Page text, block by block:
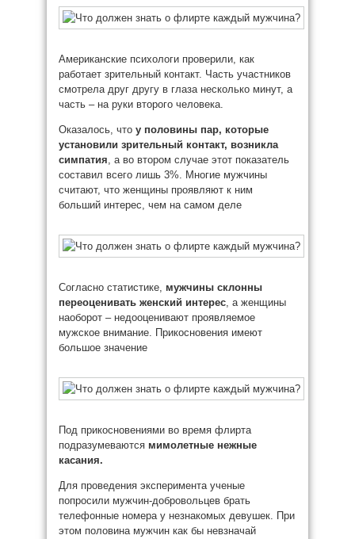
Американские психологи проверили, как
работает зрительный контакт. Часть участников
смотрела друг другу в глаза несколько минут, а
часть – на руки второго человека.
Оказалось, что у половины пар, которые
установили зрительный контакт, возникла
симпатия, а во втором случае этот показатель
составил всего лишь 3%. Многие мужчины
считают, что женщины проявляют к ним
больший интерес, чем на самом деле
Согласно статистике, мужчины склонны
переоценивать женский интерес, а женщины
наоборот – недооценивают проявляемое
мужское внимание. Прикосновения имеют
большое значение
Под прикосновениями во время флирта
подразумеваются мимолетные нежные
касания.
Для проведения эксперимента ученые
попросили мужчин-добровольцев брать
телефонные номера у незнакомых девушек. При
этом половина мужчин как бы невзначай